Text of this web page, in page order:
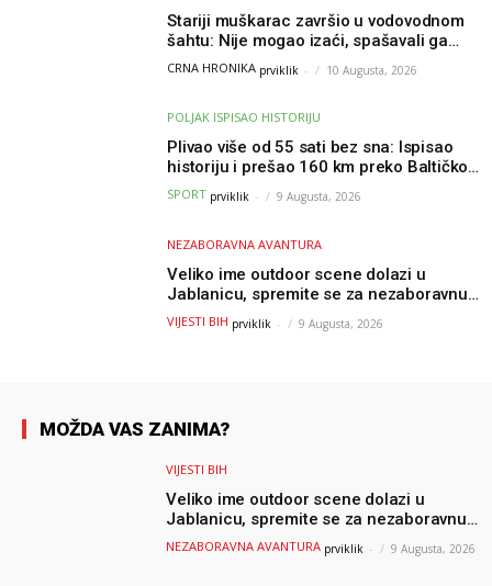
Stariji muškarac završio u vodovodnom
šahtu: Nije mogao izaći, spašavali ga
vatrogasci
CRNA HRONIKA prviklik - 10 Augusta, 2026
POLJAK ISPISAO HISTORIJU
Plivao više od 55 sati bez sna: Ispisao
historiju i prešao 160 km preko Baltičkog
mora – a podvig posvetio djeci oboljeloj
od raka
SPORT prviklik - 9 Augusta, 2026
NEZABORAVNA AVANTURA
Veliko ime outdoor scene dolazi u
Jablanicu, spremite se za nezaboravnu
avanturu (VIDEO) !
VIJESTI BIH prviklik - 9 Augusta, 2026
MOŽDA VAS ZANIMA?
VIJESTI BIH
Veliko ime outdoor scene dolazi u
Jablanicu, spremite se za nezaboravnu
avanturu (VIDEO) !
NEZABORAVNA AVANTURA prviklik - 9 Augusta, 2026